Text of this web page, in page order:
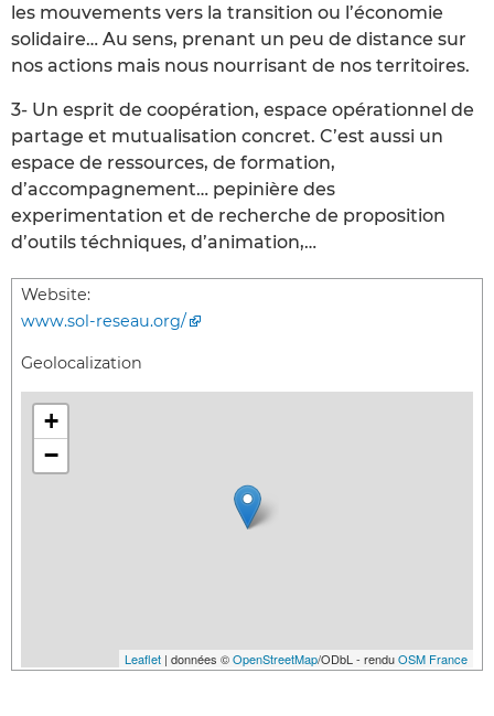
les mouvements vers la transition ou l’économie
solidaire… Au sens, prenant un peu de distance sur
nos actions mais nous nourrisant de nos territoires.
3- Un esprit de coopération, espace opérationnel de
partage et mutualisation concret. C’est aussi un
espace de ressources, de formation,
d’accompagnement… pepinière des
experimentation et de recherche de proposition
d’outils téchniques, d’animation,…
Website:
www.sol-reseau.org/
Geolocalization
+
−
Leaflet | données ©OpenStreetMap/ODbL - renduOSM France